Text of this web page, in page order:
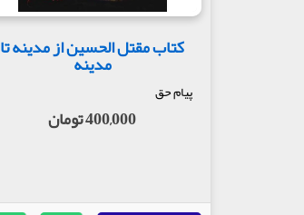
کتاب مقتل الحسین از مدینه تا
مدینه
پیام حق
400,000 تومان